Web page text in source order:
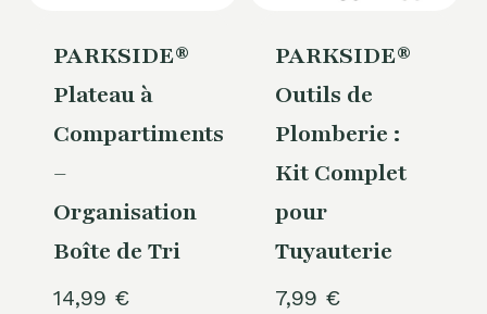
PARKSIDE®
Plateau à
Compartiments
–
Organisation
Boîte de Tri
14,99 €
PARKSIDE®
Outils de
Plomberie :
Kit Complet
pour
Tuyauterie
7,99 €